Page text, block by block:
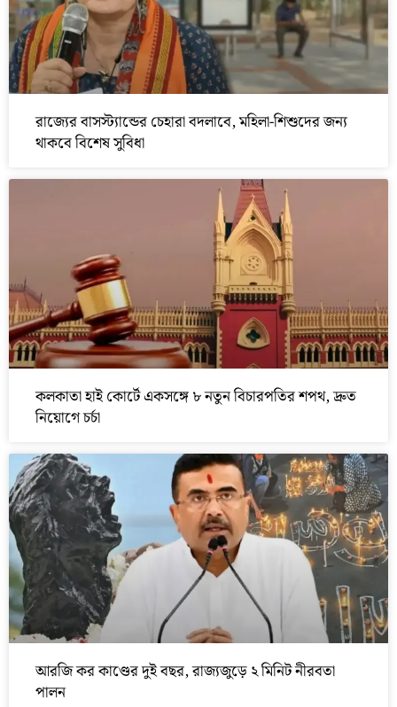
রাজ্যের বাসস্ট্যান্ডের চেহারা বদলাবে, মহিলা-শিশুদের জন্য
থাকবে বিশেষ সুবিধা
কলকাতা হাই কোর্টে একসঙ্গে ৮ নতুন বিচারপতির শপথ, দ্রুত
নিয়োগে চর্চা
আরজি কর কাণ্ডের দুই বছর, রাজ্যজুড়ে ২ মিনিট নীরবতা
পালন